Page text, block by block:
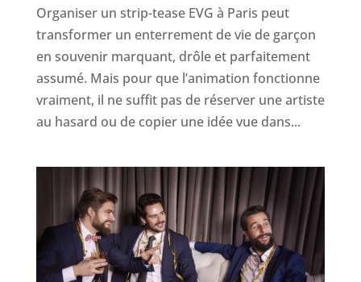
Organiser un strip-tease EVG à Paris peut
transformer un enterrement de vie de garçon
en souvenir marquant, drôle et parfaitement
assumé. Mais pour que l’animation fonctionne
vraiment, il ne suffit pas de réserver une artiste
au hasard ou de copier une idée vue dans...